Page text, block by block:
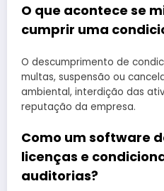
O que acontece se
cumprir uma
O descumprimento de
multas, suspensão ou
ambiental, interdição das
reputação da empresa.
Como um software
licenças e
auditorias?